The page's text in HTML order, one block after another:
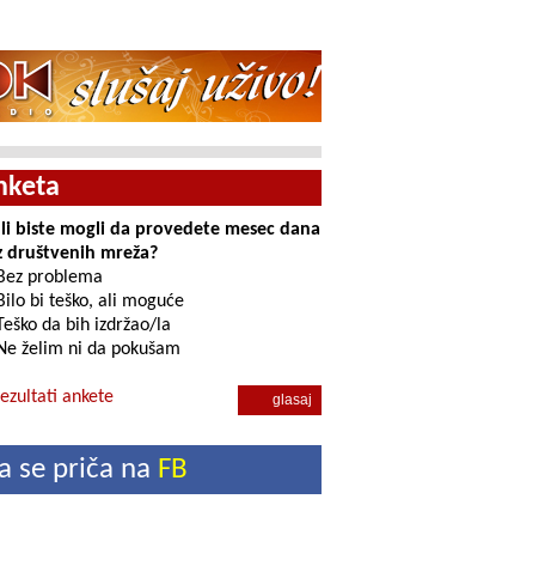
li biste mogli da provedete mesec dana
društvenih mreža?
problema
bi teško, ali moguće
da bih izdržao/la
želim ni da pokušam
ankete
se priča na FB